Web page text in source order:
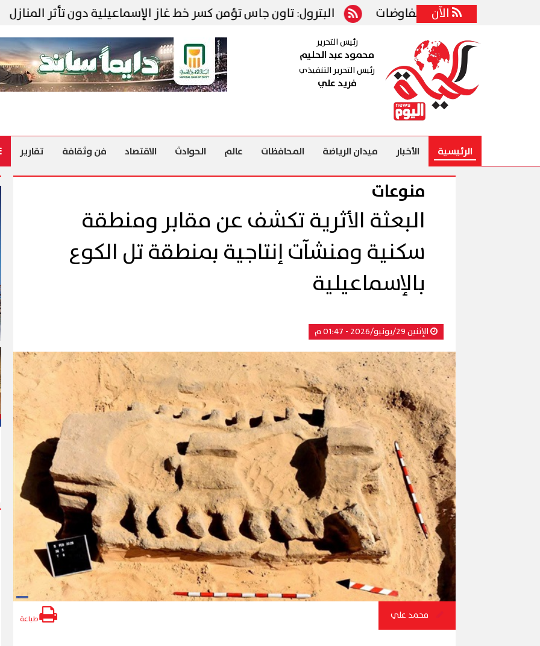
الآن البترول: تاون جاس تؤمن كسر خط غاز الإسماعيلية دون تأثر المنازل طاولة المفاوضات
رئيس التحرير
محمود عبد الحليم
رئيس التحرير التنفيذي
فريد علي
الرئيسية الأخبار ميدان الرياضة المحافظات عالم الحوادث الاقتصاد فن وثقافة تقارير
منوعات
البعثة الأثرية تكشف عن مقابر ومنطقة
سكنية ومنشآت إنتاجية بمنطقة تل الكوع
بالإسماعيلية
الإثنين 29/يونيو/2026 - 01:47 م
محمد علي طباعة